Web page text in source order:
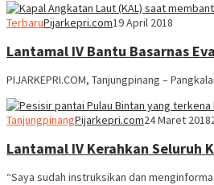
TerbaruPijarkepri.com19 April 2018
Lantamal IV Bantu Basarnas
PIJARKEPRI.COM, Tanjungpinang –
TanjungpinangPijarkepri.com24 Maret 2018
Lantamal IV Kerahkan Seluruh
“Saya sudah instruksikan dan